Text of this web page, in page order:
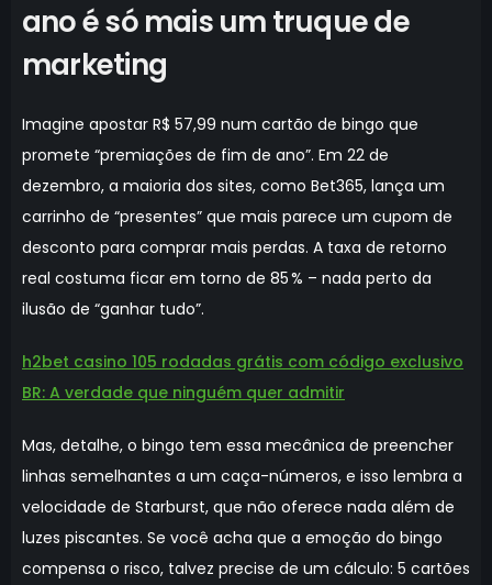
ano é só mais um truque de
marketing
Imagine apostar R$ 57,99 num cartão de bingo que
promete “premiações de fim de ano”. Em 22 de
dezembro, a maioria dos sites, como Bet365, lança um
carrinho de “presentes” que mais parece um cupom de
desconto para comprar mais perdas. A taxa de retorno
real costuma ficar em torno de 85 % – nada perto da
ilusão de “ganhar tudo”.
h2bet casino 105 rodadas grátis com código exclusivo
BR: A verdade que ninguém quer admitir
Mas, detalhe, o bingo tem essa mecânica de preencher
linhas semelhantes a um caça-números, e isso lembra a
velocidade de Starburst, que não oferece nada além de
luzes piscantes. Se você acha que a emoção do bingo
compensa o risco, talvez precise de um cálculo: 5 cartões